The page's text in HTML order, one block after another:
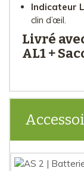
Indicateur
clin d’œil.
Livré
AL1 +